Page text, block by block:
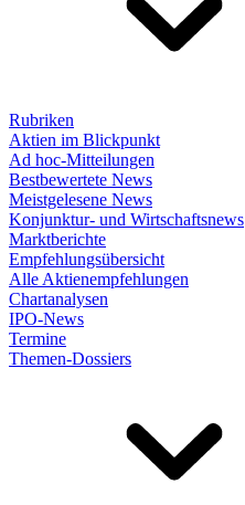
Rubriken
Aktien im Blickpunkt
Ad hoc-Mitteilungen
Bestbewertete News
Meistgelesene News
Konjunktur- und Wirtschaftsnews
Marktberichte
Empfehlungsübersicht
Alle Aktienempfehlungen
Chartanalysen
IPO-News
Termine
Themen-Dossiers